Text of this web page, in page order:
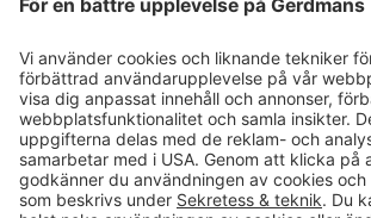
Läsvärt
Kontakt
info@gerdmans.se
0433-740 80